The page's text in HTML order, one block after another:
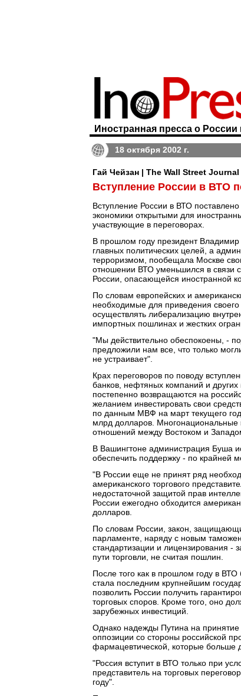
Иностранная пресса о России
18 октября 2002 г.
Гай Чейзан | The Wall Street Journal
Вступление России в ВТО
Вступление России в ВТО
экономики открытыми для
участвующие в переговорах.
В прошлом году президент
главных политических целей, а
терроризмом, пообещала Москве
отношении ВТО уменьшился в связи
России, опасающейся иностранной
По словам европейских и
необходимые для приведения
осуществлять либерализацию
импортных пошлинах и жестких
"Мы действительно обеспокоены, -
предложили нам все, что только
не устраивает".
Крах переговоров по поводу
банков, нефтяных компаний и
постепенно возвращаются на
желанием инвестировать свои
по данным МВФ на март текущего
млрд долларов. Многонациональные
отношений между Востоком и
В Вашингтоне администрация Буша
обеспечить поддержку - по крайней
"В России еще не принят ряд
американского торгового
недостаточной защитой прав
России ежегодно обходится
долларов.
По словам России, закон,
парламенте, наряду с новым
стандартизации и лицензирования -
пути торговли, не считая пошлин.
После того как в прошлом году в
стала последним крупнейшим
позволить России получить
торговых споров. Кроме того, оно
зарубежных инвестиций.
Однако надежды Путина на
оппозиции со стороны российской
фармацевтической, которые больше
"Россия вступит в ВТО только при
представитель на торговых
году".